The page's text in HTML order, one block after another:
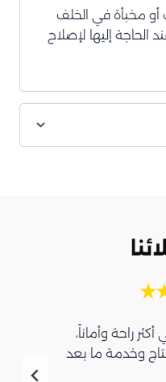
مخبأة في الخلف
الحاجة إليها لإصلاح
راحة وأماناً،
وخدمة ما بعد